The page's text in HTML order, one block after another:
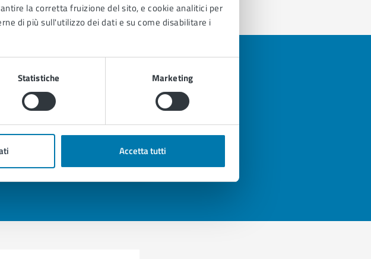
la corretta fruizione del sito, e cookie analitici per
di più sull'utilizzo dei dati e su come disabilitare i
Statistiche Marketing
Accetta tutti
su questa